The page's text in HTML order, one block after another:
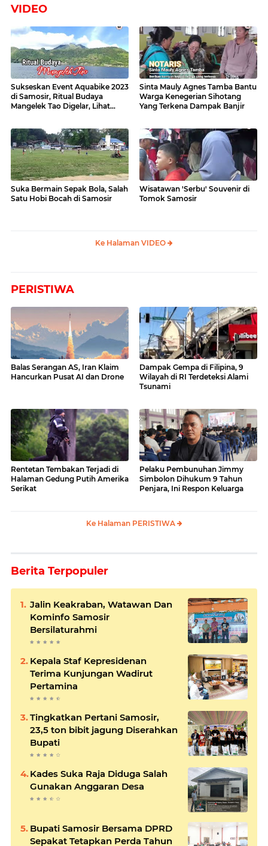
VIDEO
Sukseskan Event Aquabike 2023
di Samosir, Ritual Budaya
Mangelek Tao Digelar, Lihat
Sinta Mauly Agnes Tamba Bantu
Warga Kenegerian Sihotang
Yang Terkena Dampak Banjir
Suka Bermain Sepak Bola, Salah
Satu Hobi Bocah di Samosir
Wisatawan 'Serbu' Souvenir di
Tomok Samosir
Ke Halaman VIDEO
PERISTIWA
Balas Serangan AS, Iran Klaim
Hancurkan Pusat AI dan Drone
Dampak Gempa di Filipina, 9
Wilayah di RI Terdeteksi Alami
Tsunami
Rentetan Tembakan Terjadi di
Halaman Gedung Putih Amerika
Serikat
Pelaku Pembunuhan Jimmy
Simbolon Dihukum 9 Tahun
Penjara, Ini Respon Keluarga
Ke Halaman PERISTIWA
Berita Terpopuler
Jalin Keakraban, Watawan Dan
Kominfo Samosir
Bersilaturahmi
Kepala Staf Kepresidenan
Terima Kunjungan Wadirut
Pertamina
Tingkatkan Pertani Samosir,
23,5 ton bibit jagung Diserahkan
Bupati
Kades Suka Raja Diduga Salah
Gunakan Anggaran Desa
Bupati Samosir Bersama DPRD
Sepakat Tetapkan Perda Tahun